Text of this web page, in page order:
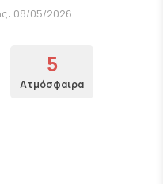
08/05/2026
5
Ατμόσφαιρα